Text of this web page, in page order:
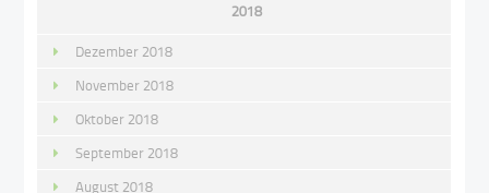
2018
Dezember 2018
November 2018
Oktober 2018
September 2018
August 2018